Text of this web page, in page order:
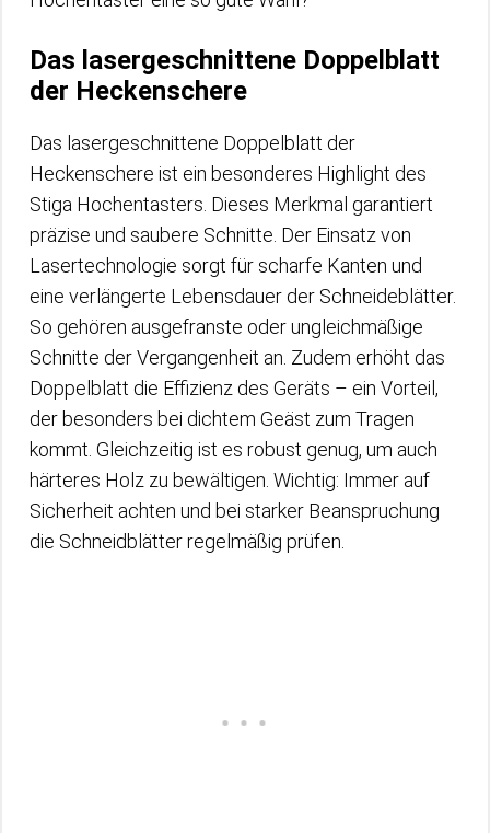
Das lasergeschnittene Doppelblatt
der Heckenschere
Das lasergeschnittene Doppelblatt der
Heckenschere ist ein besonderes Highlight des
Stiga Hochentasters. Dieses Merkmal garantiert
präzise und saubere Schnitte. Der Einsatz von
Lasertechnologie sorgt für scharfe Kanten und
eine verlängerte Lebensdauer der Schneideblätter.
So gehören ausgefranste oder ungleichmäßige
Schnitte der Vergangenheit an. Zudem erhöht das
Doppelblatt die Effizienz des Geräts – ein Vorteil,
der besonders bei dichtem Geäst zum Tragen
kommt. Gleichzeitig ist es robust genug, um auch
härteres Holz zu bewältigen. Wichtig: Immer auf
Sicherheit achten und bei starker Beanspruchung
die Schneidblätter regelmäßig prüfen.